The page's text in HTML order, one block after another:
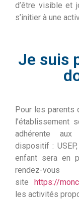
d’être visible et
s’initier à une
Je suis
Pour les parents
l’établissement
adhérente
dispositif : USEP,
enfant sera en
site https://
les activités